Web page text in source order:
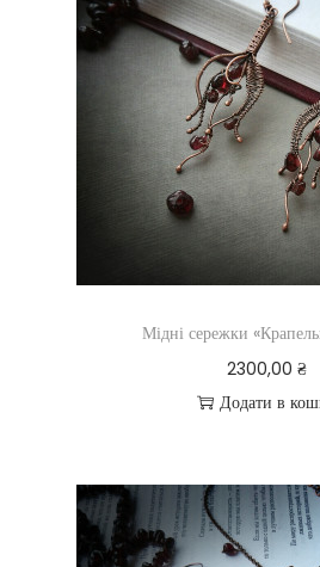
Мідні сережки
2300,00₴
Додати в